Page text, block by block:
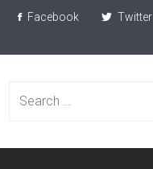
Facebook Twitter